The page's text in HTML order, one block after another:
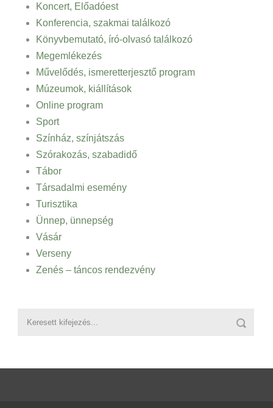
Koncert, Előadóest
Konferencia, szakmai találkozó
Könyvbemutató, író-olvasó találkozó
Megemlékezés
Művelődés, ismeretterjesztő program
Múzeumok, kiállítások
Online program
Sport
Színház, színjátszás
Szórakozás, szabadidő
Tábor
Társadalmi esemény
Turisztika
Ünnep, ünnepség
Vásár
Verseny
Zenés – táncos rendezvény